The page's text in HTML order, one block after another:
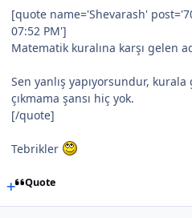
[quote name='Shevarash'
07:52 PM']
Matematik kuralına karşı gelen
Sen yanlış yapıyorsundur,
çıkmama şansı hiç yok.
[/quote]
Tebrikler
Quote